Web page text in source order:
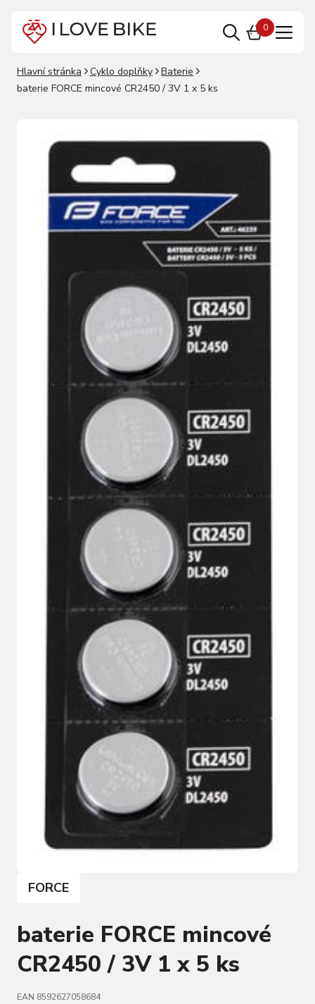
0
Hlavní stránka Cyklo doplňky
Baterie
baterie FORCE mincové CR2450 / 3V 1 x 5 ks
FORCE
baterie FORCE mincové
CR2450 / 3V 1 x 5 ks
EAN 8592627058684